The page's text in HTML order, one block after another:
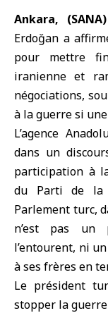
Ankara, (SANA)
Erdoğan a
pour mettre
iranienne et
négociations,
à la guerre si
L’agence
dans un
participation à
du Parti de la
Parlement turc,
n’est pas un
l’entourent, ni
à ses frères en
Le président
stopper la guerre